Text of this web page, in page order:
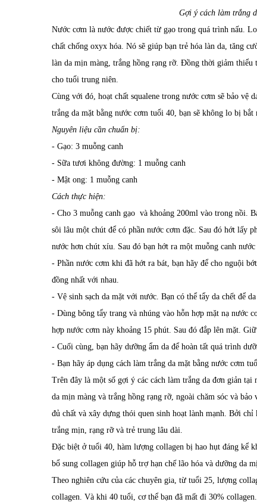
Gợi ý cách làm trắng
Nước cơm là nước được chiết từ gạo trong quá trình nấu.
chất chống oxyx hóa. Nó sẽ giúp bạn trẻ hóa làn da, tăng
làn da mịn màng, trắng hồng rạng rỡ. Đồng thời giảm thiểu
cho tuổi trung niên.
Cùng với đó, hoạt chất squalene trong nước cơm sẽ bảo vệ
trắng da mặt bằng nước cơm tuổi 40, bạn sẽ không lo bị bắt
Nguyên liệu cần chuẩn bị:
- Gạo: 3 muỗng canh
- Sữa tươi không đường: 1 muỗng canh
- Mật ong: 1 muỗng canh
Cách thực hiện:
- Cho 3 muỗng canh gạo và khoảng 200ml vào trong nồi.
sôi lâu một chút để có phần nước cơm đặc. Sau đó hớt lấy
nước hơn chút xíu. Sau đó bạn hớt ra một muỗng canh nước
- Phần nước cơm khi đã hớt ra bát, bạn hãy để cho nguội
đồng nhất với nhau.
- Vệ sinh sạch da mặt với nước. Bạn có thể tẩy da chết để
- Dùng bông tẩy trang và nhúng vào hỗn hợp mặt nạ nước
hợp nước cơm này khoảng 15 phút. Sau đó đắp lên mặt.
- Cuối cùng, bạn hãy dưỡng ẩm da để hoàn tất quá trình
- Bạn hãy áp dụng cách làm trắng da mặt bằng nước cơm
Trên đây là một số gợi ý các cách làm trắng da đơn giản
da mịn màng và trắng hồng rạng rỡ, ngoài chăm sóc và
đủ chất và xây dựng thói quen sinh hoạt lành mạnh. Bởi
trắng mịn, rạng rỡ và trẻ trung lâu dài.
Đặc biệt ở tuổi 40, hàm lượng collagen bị hao hụt đáng kể
bổ sung collagen giúp hỗ trợ hạn chế lão hóa và dưỡng da
Theo nghiên cứu của các chuyên gia, từ tuổi 25, lượng
collagen. Và khi 40 tuổi, cơ thể bạn đã mất đi 30%